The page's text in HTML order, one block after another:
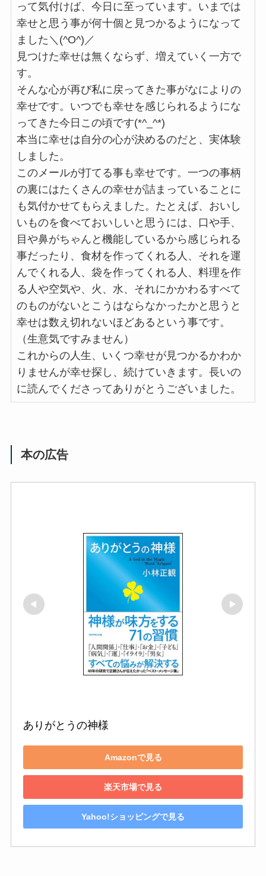
って気付けば、今日に至っています。いまでは
幸せと思う事が何十個と見つかるようになって
ました＼(^O^)／
見つけた幸せは無くならず、増えていく一方で
す。
そんな心が再び私に戻ってきた事がなによりの
幸せです。いつでも幸せを感じられるようにな
ってきた今日この頃です(*^_^*)
本当に幸せは自分の心が決めるのだと、実体験
しました。
このメールが打てる事も幸せです。一つの事柄
の裏にはたくさんの幸せが詰まっていることに
も気付かせてもらえました。たとえば、おいし
いものを食べておいしいと思うには、口や手、
目や鼻がちゃんと機能しているから感じられる
事だったり、食材を作ってくれる人、それを運
んでくれる人、袋を作ってくれる人、料理を作
る人や空気や、火、水、それにかかわるすべて
のものがないとこうはならなかったかと思うと
幸せは数え切れないほどあるという事です。
（生意気ですみません）
これからの人生、いくつ幸せが見つかるかわか
りませんが幸せ探し、続けていきます。長いの
に読んでくださってありがとうございました。
本の広告
ありがとうの神様
Amazonで見る
楽天市場で見る
Yahoo!ショッピングで見る